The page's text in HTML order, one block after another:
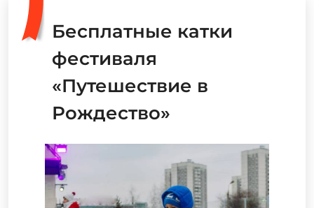
Бесплатные катки
фестиваля
«Путешествие в
Рождество»